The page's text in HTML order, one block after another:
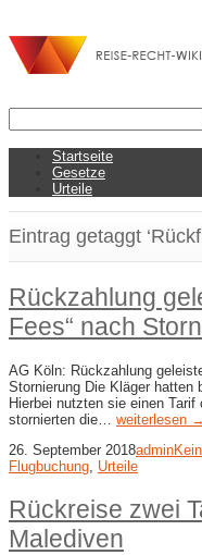
Startseite
Gesetze
Urteile
Eintrag getaggt
Rückzahlung
Fees“ nach
AG Köln: Rückzahlung
Stornierung Die Kläger hatten
Hierbei nutzten sie einen
stornierten die… weiterlesen →
26. September 2018admin
Flugbuchung, Urteile
Rückreise zwei
Malediven